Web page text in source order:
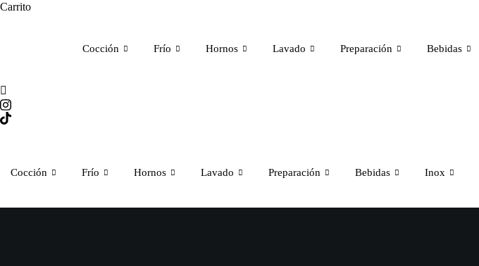
Carrito
Cocción Frío Hornos Lavado Preparación Bebidas
Cocción Frío Hornos Lavado Preparación Bebidas Inox